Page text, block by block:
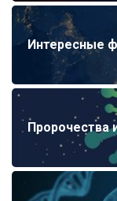
Интересные
Пророчества